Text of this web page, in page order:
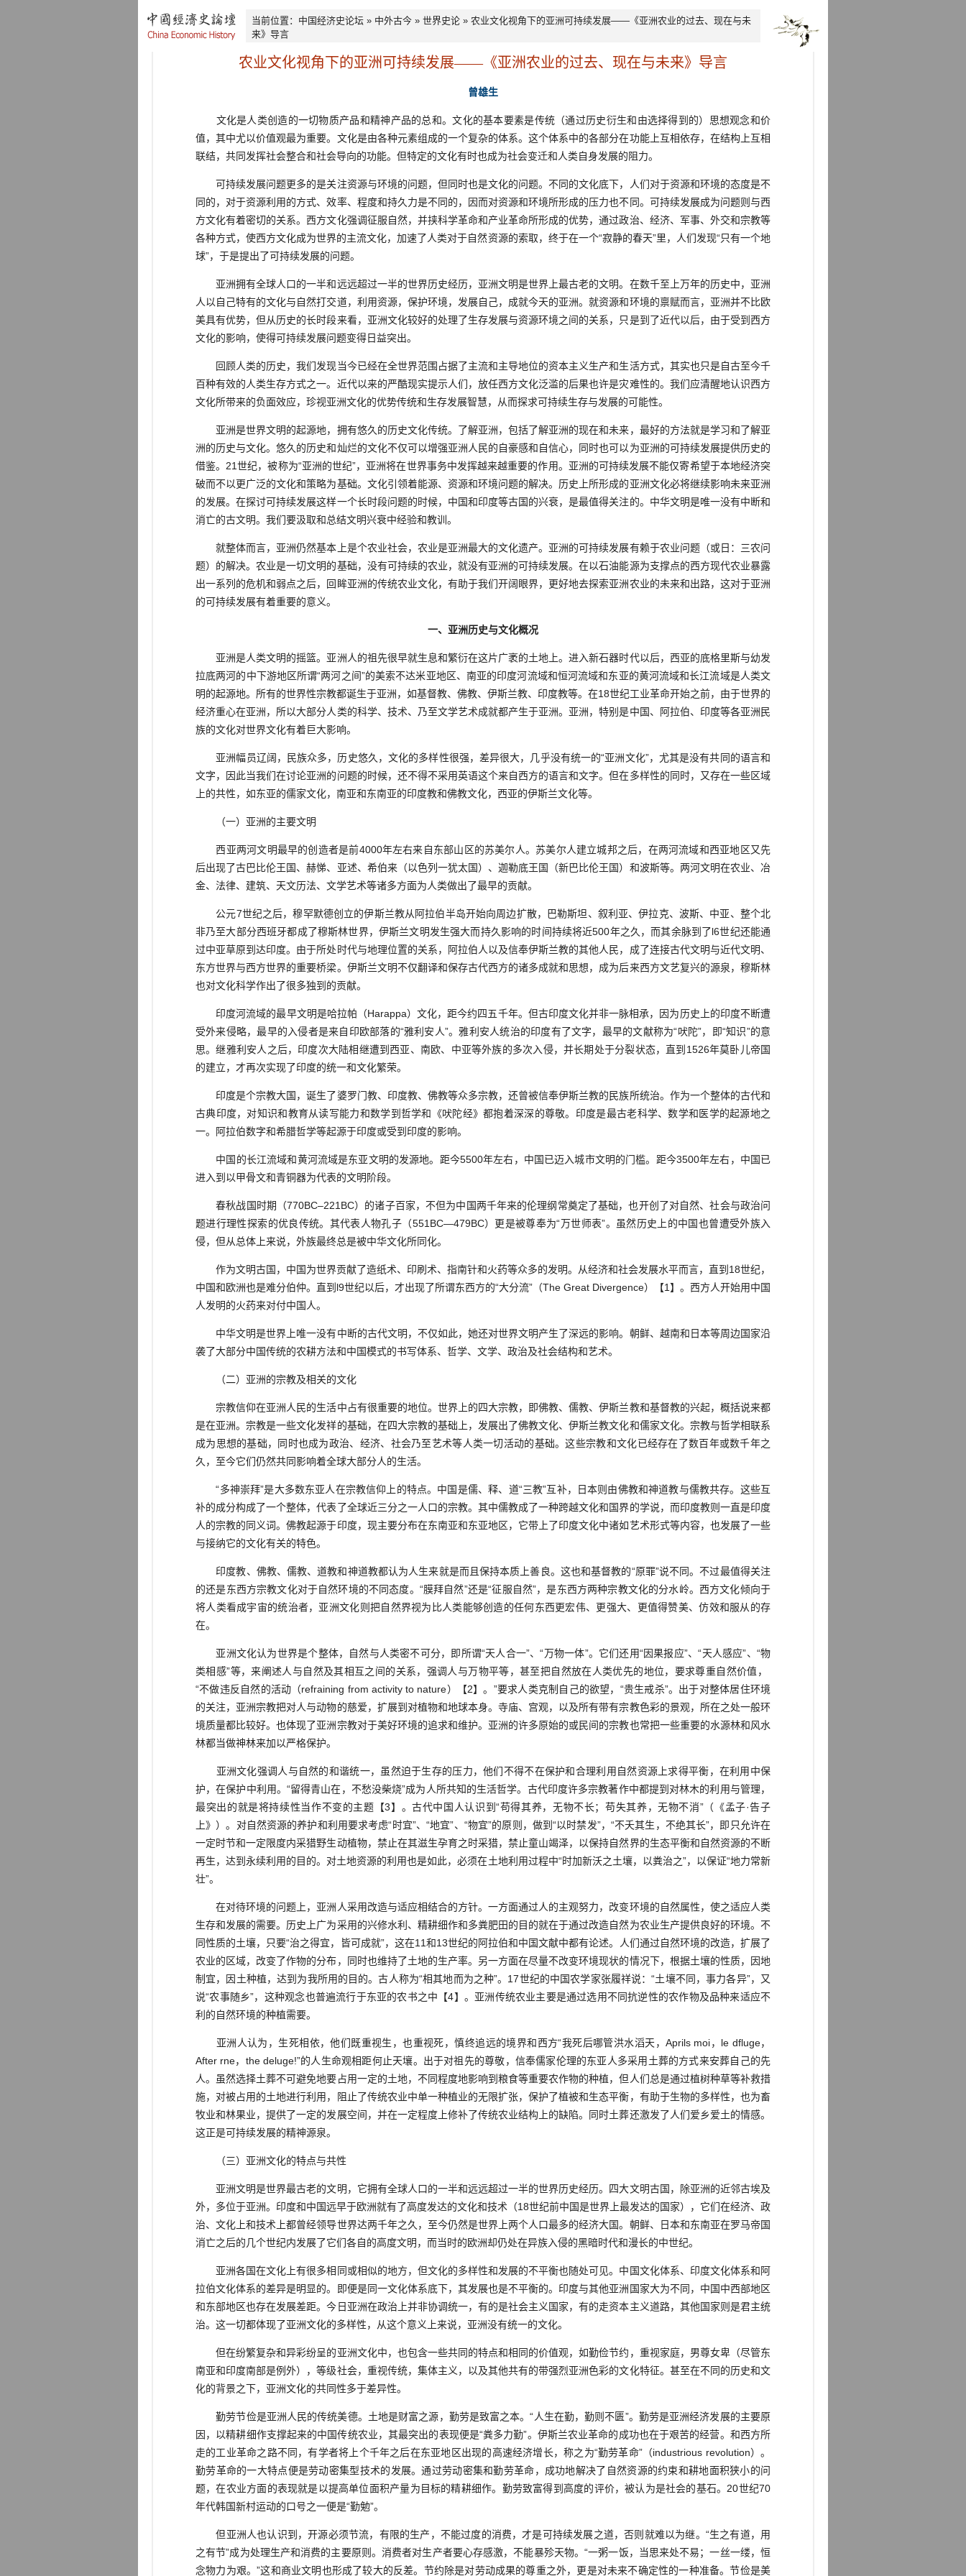
当前位置： 中国经济史论坛 » 中外古今 » 世界史论 » 农业文化视角下的亚洲可持续发展——《亚洲农业的过去、现在与未
来》导言
农业文化视角下的亚洲可持续发展——《亚洲农业的过去、现在与未来》导言
曾雄生
文化是人类创造的一切物质产品和精神产品的总和。文化的基本要素是传统（通过历史衍生和由选择得到的）思想观念和价
值，其中尤以价值观最为重要。文化是由各种元素组成的一个复杂的体系。这个体系中的各部分在功能上互相依存，在结构上互相
联结，共同发挥社会整合和社会导向的功能。但特定的文化有时也成为社会变迁和人类自身发展的阻力。
可持续发展问题更多的是关注资源与环境的问题，但同时也是文化的问题。不同的文化底下，人们对于资源和环境的态度是不
同的，对于资源利用的方式、效率、程度和持久力是不同的，因而对资源和环境所形成的压力也不同。可持续发展成为问题则与西
方文化有着密切的关系。西方文化强调征服自然，并挟科学革命和产业革命所形成的优势，通过政治、经济、军事、外交和宗教等
各种方式，使西方文化成为世界的主流文化，加速了人类对于自然资源的索取，终于在一个“寂静的春天”里，人们发现“只有一个地
球”，于是提出了可持续发展的问题。
亚洲拥有全球人口的一半和远远超过一半的世界历史经历，亚洲文明是世界上最古老的文明。在数千至上万年的历史中，亚洲
人以自己特有的文化与自然打交道，利用资源，保护环境，发展自己，成就今天的亚洲。就资源和环境的禀赋而言，亚洲并不比欧
美具有优势，但从历史的长时段来看，亚洲文化较好的处理了生存发展与资源环境之间的关系，只是到了近代以后，由于受到西方
文化的影响，使得可持续发展问题变得日益突出。
回顾人类的历史，我们发现当今已经在全世界范围占据了主流和主导地位的资本主义生产和生活方式，其实也只是自古至今千
百种有效的人类生存方式之一。近代以来的严酷现实提示人们，放任西方文化泛滥的后果也许是灾难性的。我们应清醒地认识西方
文化所带来的负面效应，珍视亚洲文化的优势传统和生存发展智慧，从而探求可持续生存与发展的可能性。
亚洲是世界文明的起源地，拥有悠久的历史文化传统。了解亚洲，包括了解亚洲的现在和未来，最好的方法就是学习和了解亚
洲的历史与文化。悠久的历史和灿烂的文化不仅可以增强亚洲人民的自豪感和自信心，同时也可以为亚洲的可持续发展提供历史的
借鉴。21世纪，被称为“亚洲的世纪”，亚洲将在世界事务中发挥越来越重要的作用。亚洲的可持续发展不能仅寄希望于本地经济突
破而不以更广泛的文化和策略为基础。文化引领着能源、资源和环境问题的解决。历史上所形成的亚洲文化必将继续影响未来亚洲
的发展。在探讨可持续发展这样一个长时段问题的时候，中国和印度等古国的兴衰，是最值得关注的。中华文明是唯一没有中断和
消亡的古文明。我们要汲取和总结文明兴衰中经验和教训。
就整体而言，亚洲仍然基本上是个农业社会，农业是亚洲最大的文化遗产。亚洲的可持续发展有赖于农业问题（或日：三农问
题）的解决。农业是一切文明的基础，没有可持续的农业，就没有亚洲的可持续发展。在以石油能源为支撑点的西方现代农业暴露
出一系列的危机和弱点之后，回眸亚洲的传统农业文化，有助于我们开阔眼界，更好地去探索亚洲农业的未来和出路，这对于亚洲
的可持续发展有着重要的意义。
一、亚洲历史与文化概况
亚洲是人类文明的摇篮。亚洲人的祖先很早就生息和繁衍在这片广袤的土地上。进入新石器时代以后，西亚的底格里斯与幼发
拉底两河的中下游地区所谓“两河之间”的美索不达米亚地区、南亚的印度河流域和恒河流域和东亚的黄河流域和长江流域是人类文
明的起源地。所有的世界性宗教都诞生于亚洲，如基督教、佛教、伊斯兰教、印度教等。在18世纪工业革命开始之前，由于世界的
经济重心在亚洲，所以大部分人类的科学、技术、乃至文学艺术成就都产生于亚洲。亚洲，特别是中国、阿拉伯、印度等各亚洲民
族的文化对世界文化有着巨大影响。
亚洲幅员辽阔，民族众多，历史悠久，文化的多样性很强，差异很大，几乎没有统一的“亚洲文化”，尤其是没有共同的语言和
文字，因此当我们在讨论亚洲的问题的时候，还不得不采用英语这个来自西方的语言和文字。但在多样性的同时，又存在一些区域
上的共性，如东亚的儒家文化，南亚和东南亚的印度教和佛教文化，西亚的伊斯兰文化等。
（一）亚洲的主要文明
西亚两河文明最早的创造者是前4000年左右来自东部山区的苏美尔人。苏美尔人建立城邦之后，在两河流域和西亚地区又先
后出现了古巴比伦王国、赫悌、亚述、希伯来（以色列一犹太国）、迦勒底王国（新巴比伦王国）和波斯等。两河文明在农业、冶
金、法律、建筑、天文历法、文学艺术等诸多方面为人类做出了最早的贡献。
公元7世纪之后，穆罕默德创立的伊斯兰教从阿拉伯半岛开始向周边扩散，巴勒斯坦、叙利亚、伊拉克、波斯、中亚、整个北
非乃至大部分西班牙都成了穆斯林世界，伊斯兰文明发生强大而持久影响的时间持续将近500年之久，而其余脉到了l6世纪还能通
过中亚草原到达印度。由于所处时代与地理位置的关系，阿拉伯人以及信奉伊斯兰教的其他人民，成了连接古代文明与近代文明、
东方世界与西方世界的重要桥梁。伊斯兰文明不仅翻译和保存古代西方的诸多成就和思想，成为后来西方文艺复兴的源泉，穆斯林
也对文化科学作出了很多独到的贡献。
印度河流域的最早文明是哈拉帕（Harappa）文化，距今约四五千年。但古印度文化并非一脉相承，因为历史上的印度不断遭
受外来侵略，最早的入侵者是来自印欧部落的“雅利安人”。雅利安人统治的印度有了文字，最早的文献称为“吠陀”，即“知识”的意
思。继雅利安人之后，印度次大陆相继遭到西亚、南欧、中亚等外族的多次入侵，并长期处于分裂状态，直到1526年莫卧儿帝国
的建立，才再次实现了印度的统一和文化繁荣。
印度是个宗教大国，诞生了婆罗门教、印度教、佛教等众多宗教，还曾被信奉伊斯兰教的民族所统治。作为一个整体的古代和
古典印度，对知识和教育从读写能力和数学到哲学和《吠陀经》都抱着深深的尊敬。印度是最古老科学、数学和医学的起源地之
一。阿拉伯数字和希腊哲学等起源于印度或受到印度的影响。
中国的长江流域和黄河流域是东亚文明的发源地。距今5500年左右，中国已迈入城市文明的门槛。距今3500年左右，中国已
进入到以甲骨文和青铜器为代表的文明阶段。
春秋战国时期（770BC–221BC）的诸子百家，不但为中国两千年来的伦理纲常奠定了基础，也开创了对自然、社会与政治问
题进行理性探索的优良传统。其代表人物孔子（551BC—479BC）更是被尊奉为“万世师表”。虽然历史上的中国也曾遭受外族入
侵，但从总体上来说，外族最终总是被中华文化所同化。
作为文明古国，中国为世界贡献了造纸术、印刷术、指南针和火药等众多的发明。从经济和社会发展水平而言，直到18世纪，
中国和欧洲也是难分伯仲。直到l9世纪以后，才出现了所谓东西方的“大分流”（The Great Divergence）【1】。西方人开始用中国
人发明的火药来对付中国人。
中华文明是世界上唯一没有中断的古代文明，不仅如此，她还对世界文明产生了深远的影响。朝鲜、越南和日本等周边国家沿
袭了大部分中国传统的农耕方法和中国模式的书写体系、哲学、文学、政治及社会结构和艺术。
（二）亚洲的宗教及相关的文化
宗教信仰在亚洲人民的生活中占有很重要的地位。世界上的四大宗教，即佛教、儒教、伊斯兰教和基督教的兴起，概括说来都
是在亚洲。宗教是一些文化发祥的基础，在四大宗教的基础上，发展出了佛教文化、伊斯兰教文化和儒家文化。宗教与哲学相联系
成为思想的基础，同时也成为政治、经济、社会乃至艺术等人类一切活动的基础。这些宗教和文化已经存在了数百年或数千年之
久，至今它们仍然共同影响着全球大部分人的生活。
“多神崇拜”是大多数东亚人在宗教信仰上的特点。中国是儒、释、道“三教”互补，日本则由佛教和神道教与儒教共存。这些互
补的成分构成了一个整体，代表了全球近三分之一人口的宗教。其中儒教成了一种跨越文化和国界的学说，而印度教则一直是印度
人的宗教的同义词。佛教起源于印度，现主要分布在东南亚和东亚地区，它带上了印度文化中诸如艺术形式等内容，也发展了一些
与接纳它的文化有关的特色。
印度教、佛教、儒教、道教和神道教都认为人生来就是而且保持本质上善良。这也和基督教的“原罪”说不同。不过最值得关注
的还是东西方宗教文化对于自然环境的不同态度。“膜拜自然”还是“征服自然”，是东西方两种宗教文化的分水岭。西方文化倾向于
将人类看成宇宙的统治者，亚洲文化则把自然界视为比人类能够创造的任何东西更宏伟、更强大、更值得赞美、仿效和服从的存
在。
亚洲文化认为世界是个整体，自然与人类密不可分，即所谓“天人合一”、“万物一体”。它们还用“因果报应”、“天人感应”、“物
类相感”等，来阐述人与自然及其相互之间的关系，强调人与万物平等，甚至把自然放在人类优先的地位，要求尊重自然价值，
“不做违反自然的活动（refraining from activity to nature）【2】。”要求人类克制自己的欲望，“贵生戒杀”。出于对整体居住环境
的关注，亚洲宗教把对人与动物的慈爱，扩展到对植物和地球本身。寺庙、宫观，以及所有带有宗教色彩的景观，所在之处一般环
境质量都比较好。也体现了亚洲宗教对于美好环境的追求和维护。亚洲的许多原始的或民间的宗教也常把一些重要的水源林和风水
林都当做神林来加以严格保护。
亚洲文化强调人与自然的和谐统一，虽然迫于生存的压力，他们不得不在保护和合理利用自然资源上求得平衡，在利用中保
护，在保护中利用。“留得青山在，不愁没柴烧”成为人所共知的生活哲学。古代印度许多宗教著作中都提到对林木的利用与管理，
最突出的就是将持续性当作不变的主题【3】。古代中国人认识到“苟得其养，无物不长；苟失其养，无物不消”（《孟子·告子
上》）。对自然资源的养护和利用要求考虑“时宜”、“地宜”、“物宜”的原则，做到“以时禁发”，“不夭其生，不绝其长”，即只允许在
一定时节和一定限度内采猎野生动植物，禁止在其滋生孕育之时采猎，禁止童山竭泽，以保持自然界的生态平衡和自然资源的不断
再生，达到永续利用的目的。对土地资源的利用也是如此，必须在土地利用过程中“时加新沃之土壤，以粪治之”，以保证“地力常新
壮”。
在对待环境的问题上，亚洲人采用改造与适应相结合的方针。一方面通过人的主观努力，改变环境的自然属性，使之适应人类
生存和发展的需要。历史上广为采用的兴修水利、精耕细作和多粪肥田的目的就在于通过改造自然为农业生产提供良好的环境。不
同性质的土壤，只要“治之得宜，皆可成就”，这在11和13世纪的阿拉伯和中国文献中都有论述。人们通过自然环境的改造，扩展了
农业的区域，改变了作物的分布，同时也维持了土地的生产率。另一方面在尽量不改变环境现状的情况下，根据土壤的性质，因地
制宜，因土种植，达到为我所用的目的。古人称为“相其地而为之种”。17世纪的中国农学家张履祥说：“土壤不同，事力各异”，又
说“农事随乡”，这种观念也普遍流行于东亚的农书之中【4】。亚洲传统农业主要是通过选用不同抗逆性的农作物及品种来适应不
利的自然环境的种植需要。
亚洲人认为，生死相依，他们既重视生，也重视死，慎终追远的境界和西方“我死后哪管洪水滔天，Aprils moi，le dfluge，
After rne，the deluge!”的人生命观相距何止天壤。出于对祖先的尊敬，信奉儒家伦理的东亚人多采用土葬的方式来安葬自己的先
人。虽然选择土葬不可避免地要占用一定的土地，不同程度地影响到粮食等重要农作物的种植，但人们总是通过植树种草等补救措
施，对被占用的土地进行利用，阻止了传统农业中单一种植业的无限扩张，保护了植被和生态平衡，有助于生物的多样性，也为畜
牧业和林果业，提供了一定的发展空间，并在一定程度上修补了传统农业结构上的缺陷。同时土葬还激发了人们爱乡爱土的情感。
这正是可持续发展的精神源泉。
（三）亚洲文化的特点与共性
亚洲文明是世界最古老的文明，它拥有全球人口的一半和远远超过一半的世界历史经历。四大文明古国，除亚洲的近邻古埃及
外，多位于亚洲。印度和中国远早于欧洲就有了高度发达的文化和技术（18世纪前中国是世界上最发达的国家），它们在经济、政
治、文化上和技术上都曾经领导世界达两千年之久，至今仍然是世界上两个人口最多的经济大国。朝鲜、日本和东南亚在罗马帝国
消亡之后的几个世纪内发展了它们各自的高度文明，而当时的欧洲却仍处在异族入侵的黑暗时代和漫长的中世纪。
亚洲各国在文化上有很多相同或相似的地方，但文化的多样性和发展的不平衡也随处可见。中国文化体系、印度文化体系和阿
拉伯文化体系的差异是明显的。即便是同一文化体系底下，其发展也是不平衡的。印度与其他亚洲国家大为不同，中国中西部地区
和东部地区也存在发展差距。今日亚洲在政治上并非协调统一，有的是社会主义国家，有的走资本主义道路，其他国家则是君主统
治。这一切都体现了亚洲文化的多样性，从这个意义上来说，亚洲没有统一的文化。
但在纷繁复杂和异彩纷呈的亚洲文化中，也包含一些共同的特点和相同的价值观，如勤俭节约，重视家庭，男尊女卑（尽管东
南亚和印度南部是例外），等级社会，重视传统，集体主义，以及其他共有的带强烈亚洲色彩的文化特征。甚至在不同的历史和文
化的背景之下，亚洲文化的共同性多于差异性。
勤劳节俭是亚洲人民的传统美德。土地是财富之源，勤劳是致富之本。“人生在勤，勤则不匮”。勤劳是亚洲经济发展的主要原
因，以精耕细作支撑起来的中国传统农业，其最突出的表现便是“粪多力勤”。伊斯兰农业革命的成功也在于艰苦的经营。和西方所
走的工业革命之路不同，有学者将上个千年之后在东亚地区出现的高速经济增长，称之为“勤劳革命”（industrious revolution）。
勤劳革命的一大特点便是劳动密集型技术的发展。通过劳动密集和勤劳革命，成功地解决了自然资源的约束和耕地面积狭小的问
题，在农业方面的表现就是以提高单位面积产量为目标的精耕细作。勤劳致富得到高度的评价，被认为是社会的基石。20世纪70
年代韩国新村运动的口号之一便是“勤勉”。
但亚洲人也认识到，开源必须节流，有限的生产，不能过度的消费，才是可持续发展之道，否则就难以为继。“生之有道，用
之有节”成为处理生产和消费的主要原则。消费者对生产者要心存感激，不能暴殄天物。“一粥一饭，当思来处不易；一丝一缕，恒
念物力为艰。”这和商业文明也形成了较大的反差。节约除是对劳动成果的尊重之外，更是对未来不确定性的一种准备。节俭是美